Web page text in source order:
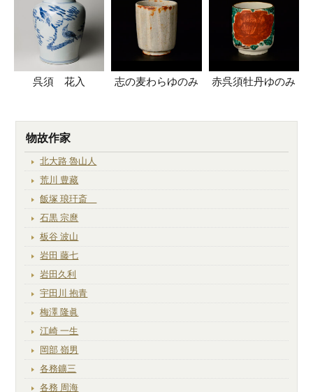
呉須 花入 志の麦わらゆのみ 赤呉須牡丹ゆのみ
物故作家
北大路 魯山人
荒川 豊藏
飯塚 琅玕斎
石黒 宗麿
板谷 波山
岩田 藤七
岩田久利
宇田川 抱青
梅澤 隆眞
江崎 一生
岡部 嶺男
各務鑛三
各務 周海